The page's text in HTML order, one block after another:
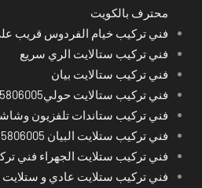
محترف بالكويت
فني تركيب خيام الفردوس قريب
فني تركيب ستالايت الري سريع
فني تركيب ستالايت بيان
فني تركيب ستالايت حولي55806005
فني تركيب ستاندات تلفزيون
فني تركيب ستلايت البيان 55806005
فني تركيب ستلايت الجهراء فني
فني تركيب ستلايت عادي و